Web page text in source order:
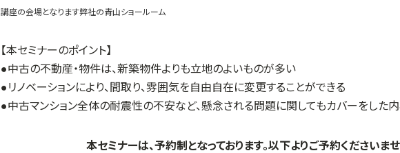
講座の会場となります弊社の青山ショールーム
【本セミナーのポイント】
●中古の不動産・物件は、新築物件よりも立地のよいものが多い
●リノベーションにより、間取り、雰囲気を自由自在に変更することができる
●中古マンション全体の耐震性の不安など、懸念される問題に関してもカバーをした
本セミナーは、予約制となっております。以下よりご予約くださいませ